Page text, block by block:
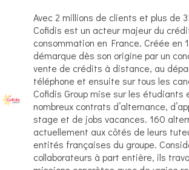
Avec 2 millions de clients et plus de
Cofidis est un acteur majeur du
consommation en France. Créée en
démarque dès son origine par un
vente de crédits à distance, au
téléphone et ensuite sur tous les
Cofidis Group mise sur les étudiants
nombreux contrats d’alternance,
stage et de jobs vacances. 160
actuellement aux côtés de leurs
entités françaises du groupe.
collaborateurs à part entière, ils